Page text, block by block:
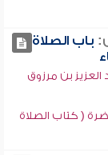
باب الصلاة
العزيز بن مرزوق
( كتاب الصلاة